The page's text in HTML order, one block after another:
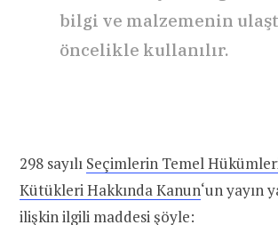
bilgi ve malzemenin
öncelikle kullanılır.
298 sayılı Seçimlerin Temel
Kütükleri Hakkında Kanun‘un yayın
ilişkin ilgili maddesi şöyle: